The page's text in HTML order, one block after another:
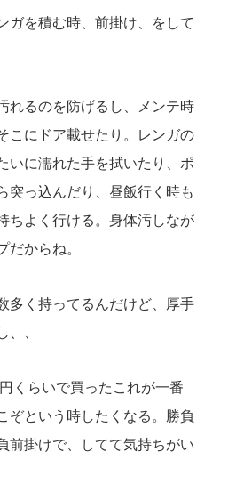
ガを積む時、前掛け、をして
れるのを防げるし、メンテ時
こにドア載せたり。レンガの
いに濡れた手を拭いたり、ポ
突っ込んだり、昼飯行く時も
ちよく行ける。身体汚しなが
だからね。
多く持ってるんだけど、厚手
、、
くらいで買ったこれが一番
ぞという時したくなる。勝負
前掛けで、してて気持ちがい